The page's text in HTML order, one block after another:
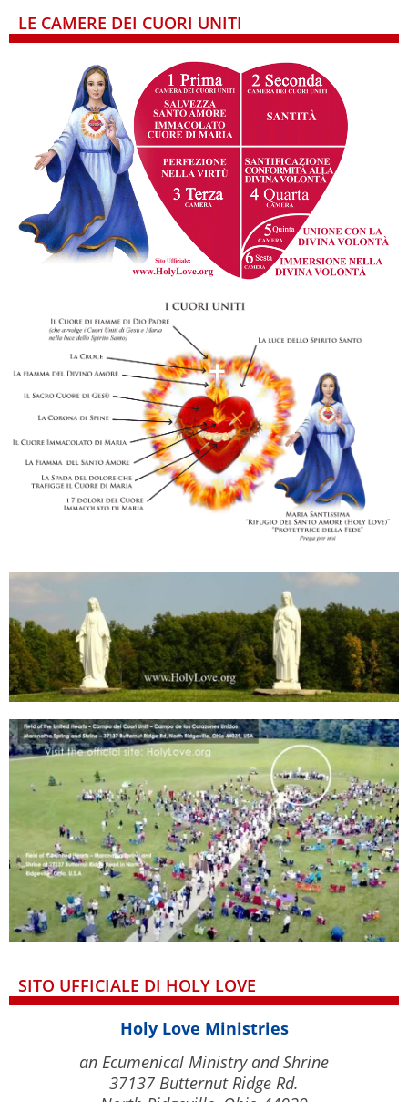
LE CAMERE DEI CUORI UNITI
SITO UFFICIALE DI HOLY LOVE
Holy Love Ministries
an Ecumenical Ministry and Shrine
37137 Butternut Ridge Rd.